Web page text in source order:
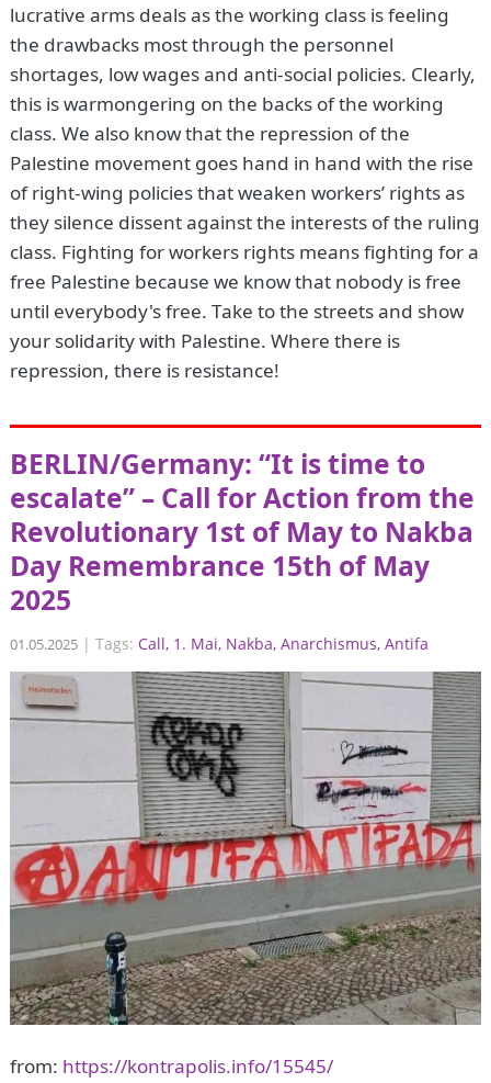
lucrative arms deals as the working class is feeling
the drawbacks most through the personnel
shortages, low wages and anti-social policies. Clearly,
this is warmongering on the backs of the working
class. We also know that the repression of the
Palestine movement goes hand in hand with the rise
of right-wing policies that weaken workers’ rights as
they silence dissent against the interests of the ruling
class. Fighting for workers rights means fighting for a
free Palestine because we know that nobody is free
until everybody's free. Take to the streets and show
your solidarity with Palestine. Where there is
repression, there is resistance!
BERLIN/Germany: “It is time to
escalate” – Call for Action from the
Revolutionary 1st of May to Nakba
Day Remembrance 15th of May
2025
01.05.2025 |Tags: Call 1. Mai Nakba Anarchismus Antifa
from: https://kontrapolis.info/15545/